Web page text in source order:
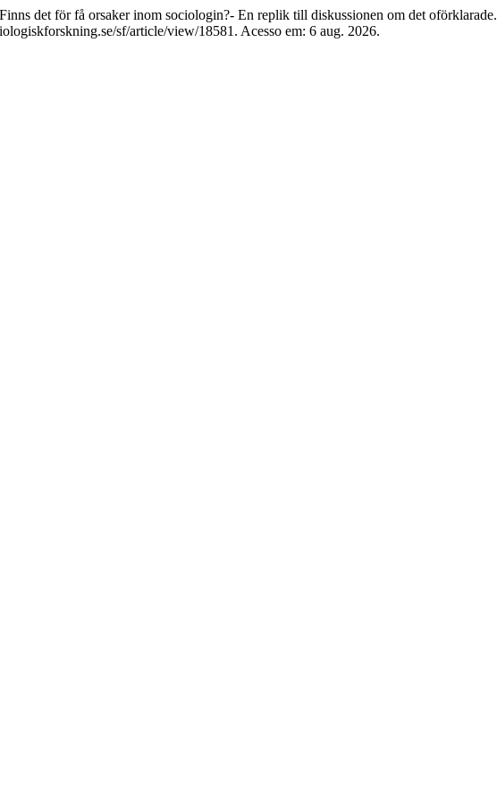
det för få orsaker inom sociologin?- En replik till diskussionen om det oförklarade.
sf/article/view/18581. Acesso em: 6 aug. 2026.